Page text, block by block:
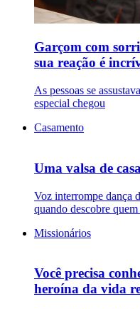
Garçom com
sua reação é
As pessoas se
especial chegou
Casamento
Uma valsa de
Voz interrompe dança
quando descobre
Missionários
Você precisa
heroína da vida